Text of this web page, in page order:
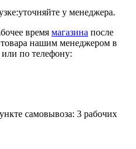
у менеджера.
время магазина после
нашим менеджером в
по телефону:
самовывоза: 3 рабочих